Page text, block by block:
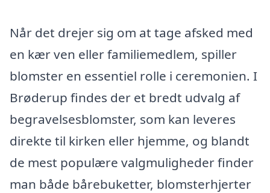
Når det drejer sig om at tage afsked med
en kær ven eller familiemedlem, spiller
blomster en essentiel rolle i ceremonien. I
Brøderup findes der et bredt udvalg af
begravelsesblomster, som kan leveres
direkte til kirken eller hjemme, og blandt
de mest populære valgmuligheder finder
man både bårebuketter, blomsterhjerter